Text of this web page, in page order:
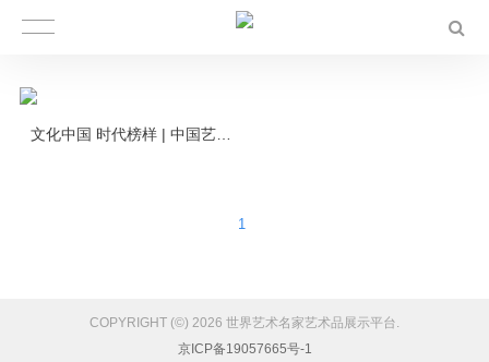
1
COPYRIGHT (©) 2026 世界艺术名家艺术品展示平台.
京ICP备19057665号-1